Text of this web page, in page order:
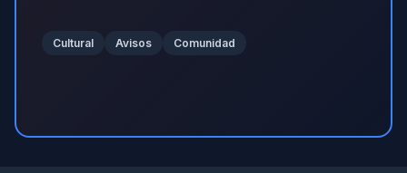
Cultural Avisos Comunidad